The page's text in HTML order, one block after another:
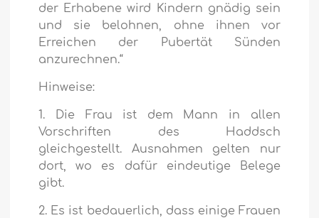
der Erhabene wird Kindern gnädig sein
und sie belohnen, ohne ihnen vor
Erreichen der Pubertät Sünden
anzurechnen.“
Hinweise:
1. Die Frau ist dem Mann in allen
Vorschriften des Haddsch
gleichgestellt. Ausnahmen gelten nur
dort, wo es dafür eindeutige Belege
gibt.
2. Es ist bedauerlich, dass einige Frauen